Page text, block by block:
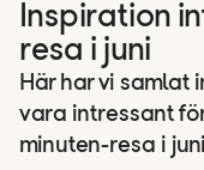
Inspiration
resa i juni
Här har vi samlat
vara intressant
minuten-resa i